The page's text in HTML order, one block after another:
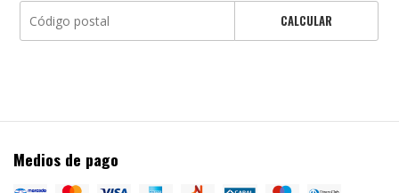
CALCULAR
Medios de pago